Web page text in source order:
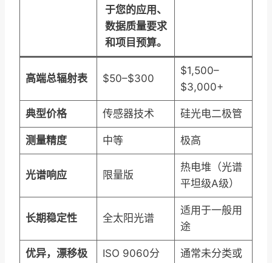
于您的应用、
数据质量要求
和项目预算。
高端总辐射表 $50–$300
$1,500–
$3,000+
典型价格 传感器技术 硅光电二极管
测量精度 中等 极高
光谱响应 限量版
热电堆（光谱
平坦级A级）
长期稳定性 全太阳光谱
适用于一般用
途
优异，漂移极
ISO 9060分
通常未分类或